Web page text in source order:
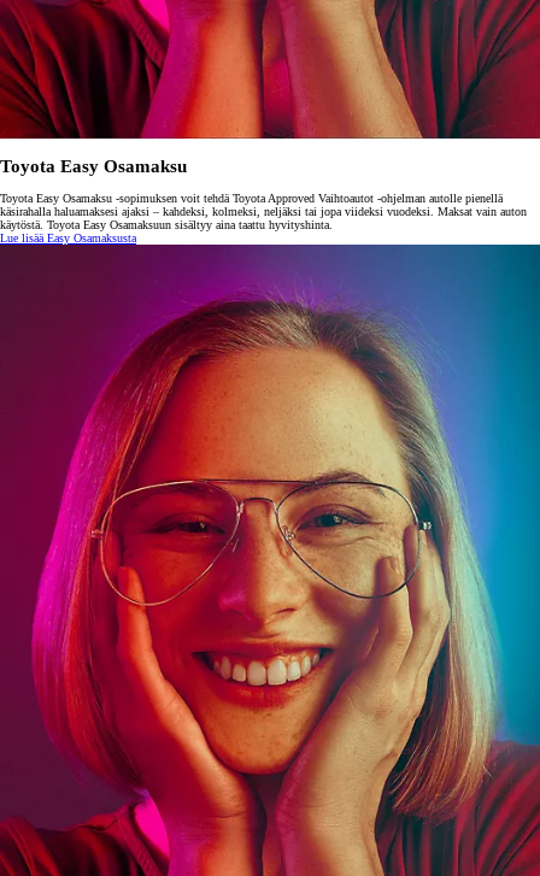
Toyota Easy Osamaksu
Toyota Easy Osamaksu -sopimuksen voit tehdä Toyota Approved Vaihtoautot -ohjelman autolle pienellä
käsirahalla haluamaksesi ajaksi – kahdeksi, kolmeksi, neljäksi tai jopa viideksi vuodeksi. Maksat vain auton
käytöstä. Toyota Easy Osamaksuun sisältyy aina taattu hyvityshinta.
Lue lisää Easy Osamaksusta